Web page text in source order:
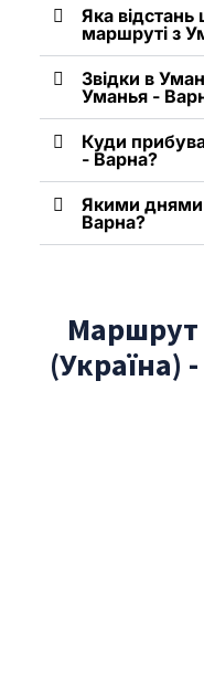
Яка
маршруті з
Звідки в
Уманья -
Куди
- Варна?
Якими днями
Варна?
Маршрут
(Україна)